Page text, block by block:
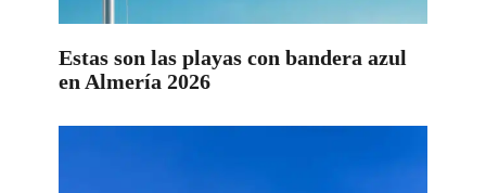
Estas son las playas con bandera azul
en Almería 2026